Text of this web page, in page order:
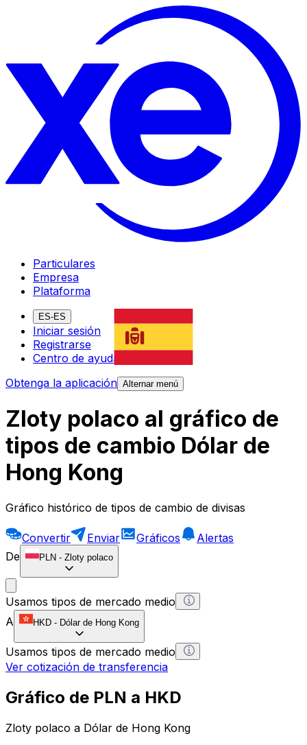
Particulares
Empresa
Plataforma
ES-ES
Iniciar sesión
Registrarse
Centro de ayuda
Obtenga la aplicación Alternar menú
Zloty polaco al gráfico de
tipos de cambio Dólar de
Hong Kong
Gráfico histórico de tipos de cambio de divisas
Convertir Enviar Gráficos
Alertas
De
PLN - Zloty polaco
Usamos tipos de mercado medio
A
HKD - Dólar de Hong Kong
Usamos tipos de mercado medio
Ver cotización de transferencia
Gráfico de PLN a HKD
Zloty polaco a Dólar de Hong Kong